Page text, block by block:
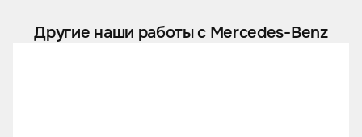
Другие наши работы с Mercedes-Benz